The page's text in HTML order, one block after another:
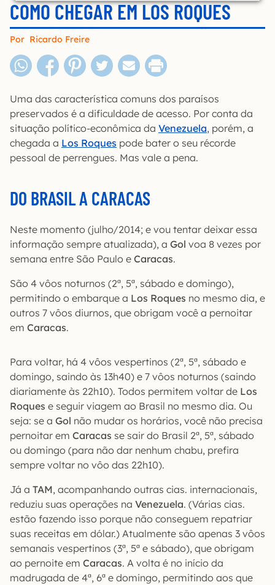
COMO CHEGAR EM LOS ROQUES
Por Ricardo Freire
Uma das característica comuns dos paraísos
preservados é a dificuldade de acesso. Por conta da
situação político-econômica da Venezuela, porém, a
chegada a Los Roques pode bater o seu récorde
pessoal de perrengues. Mas vale a pena.
DO BRASIL A CARACAS
Neste momento (julho/2014; e vou tentar deixar essa
informação sempre atualizada), a Gol voa 8 vezes por
semana entre São Paulo e Caracas.
São 4 vôos noturnos (2ª, 5ª, sábado e domingo),
permitindo o embarque a Los Roques no mesmo dia, e
outros 7 vôos diurnos, que obrigam você a pernoitar
em Caracas.
Para voltar, há 4 vôos vespertinos (2ª, 5ª, sábado e
domingo, saindo às 13h40) e 7 vôos noturnos (saindo
diariamente às 22h10). Todos permitem voltar de Los
Roques e seguir viagem ao Brasil no mesmo dia. Ou
seja: se a Gol não mudar os horários, você não precisa
pernoitar em Caracas se sair do Brasil 2ª, 5ª, sábado
ou domingo (para não dar nenhum chabu, prefira
sempre voltar no vôo das 22h10).
Já a TAM, acompanhando outras cias. internacionais,
reduziu suas operações na Venezuela. (Várias cias.
estão fazendo isso porque não conseguem repatriar
suas receitas em dólar.) Atualmente são apenas 3 vôos
semanais vespertinos (3ª, 5ª e sábado), que obrigam
ao pernoite em Caracas. A volta é no início da
madrugada de 4ª, 6ª e domingo, permitindo aos que